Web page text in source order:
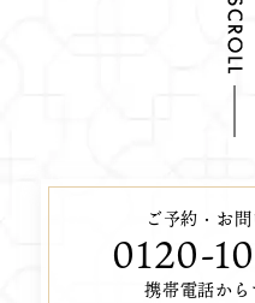
ご予約・お
0120-
携帯電話か